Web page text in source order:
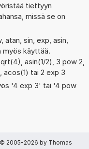
tiettyyn
missä se on
sin, exp, asin,
myös käyttää.
asin(1/2), 3 pow 2,
acos(1) tai 2 exp 3
'4 exp 3' tai '4 pow
2005-2026 by Thomas